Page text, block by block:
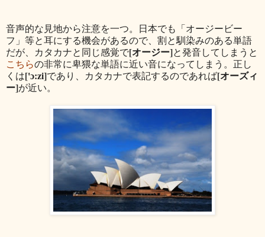
音声的な見地から注意を一つ。日本でも「オージービー
フ」等と耳にする機会があるので、割と馴染みのある単語
だが、カタカナと同じ感覚で[オージー]と発音してしまうと
こちらの非常に卑猥な単語に近い音になってしまう。正し
くは['ɔ:zi]であり、カタカナで表記するのであれば[オーズィ
ー]が近い。